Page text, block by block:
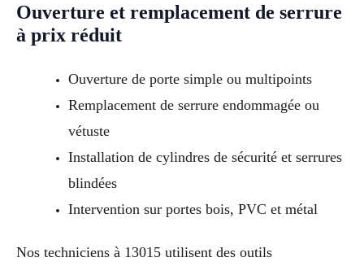
Ouverture et remplacement de serrure
à prix réduit
Ouverture de porte simple ou multipoints
Remplacement de serrure endommagée ou
vétuste
Installation de cylindres de sécurité et serrures
blindées
Intervention sur portes bois, PVC et métal
Nos techniciens à 13015 utilisent des outils